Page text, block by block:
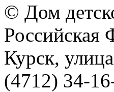
© Дом
Российская
Курск,
(4712) 34-